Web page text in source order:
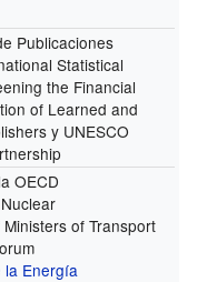
Publicaciones
Statistical
the Financial
of Learned and
y UNESCO
OECD
of Transport
la Energía